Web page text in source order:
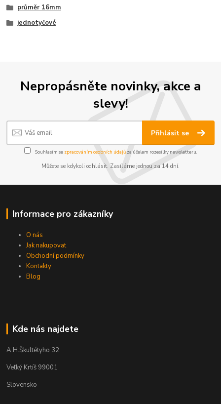
průměr 16mm
jednotyčové
Nepropásněte novinky, akce a
slevy!
Přihlásit se
Souhlasím se zpracováním osobních údajůza účelem rozesílky newsletteru.
Můžete se kdykoli odhlásit. Zasíláme jednou za 14 dní.
Informace pro zákazníky
O nás
Jak nakupovat
Obchodní podmínky
Kontakty
Blog
Kde nás najdete
A.H.Škultétyho 32
Veľký Krtíš 99001
Slovensko